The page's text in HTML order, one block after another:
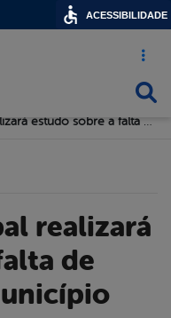
Acesso
de
ACESSIBILIDADE